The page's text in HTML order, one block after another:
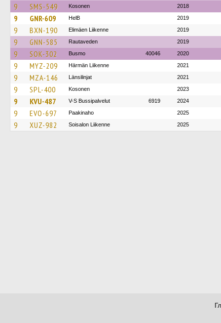
9 SMS-549 Kosonen 2018
9 GNR-609 HelB 2019
9 BXN-190 Elimäen Liikenne 2019
9 GNN-585 Rautaveden 2019
9 SOK-302 Busmo 40046 2020
9 MYZ-209 Härmän Liikenne 2021
9 MZA-146 Länsilinjat 2021
9 SPL-400 Kosonen 2023
9 KVU-487 V-S Bussipalvelut 6919 2024
9 EVO-697 Paakinaho 2025
9 XUZ-982 Soisalon Liikenne 2025